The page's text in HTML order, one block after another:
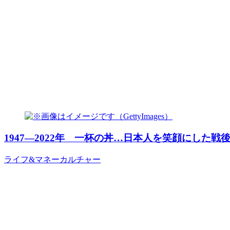
1947―2022年 一杯の丼…日本人を笑顔にした戦
ライフ&マネーカルチャー